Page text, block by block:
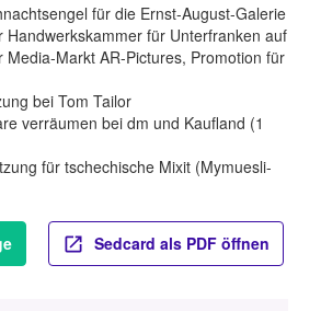
für die Ernst-August-Galerie
Handwerkskammer für Unterfranken auf
Media-Markt AR-Pictures, Promotion für
bei Tom Tailor
verräumen bei dm und Kaufland (1
für tschechische Mixit (Mymuesli-
Sedcard als PDF öffnen